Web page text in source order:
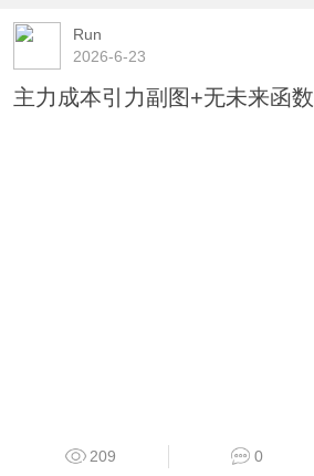
Run
2026-6-23
主力成本引力副图+无未来函数
209 0